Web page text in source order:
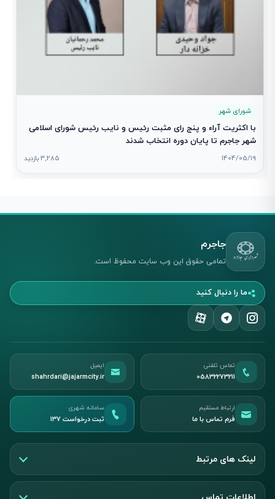
شورای شهر
با اکثریت آراء و پنج رای مثبت رئیس و نایب رئیس شورای اسلامی
شهر جاجرم تا پایان دوره انتخاب شدند
1404/05/19 3,285 بازدید
جاجرم
تمامی حقوق این وب سایت محفوظ است.
ما را دنبال کنید
تماس تلفنی
05832273211
ایمیل
shahrdari@jajarmcity.ir
ارتباط مستقیم
فرم تماس با ما
سامانه شهری
ثبت درخواست ۱۳۷
لینک های مرتبط